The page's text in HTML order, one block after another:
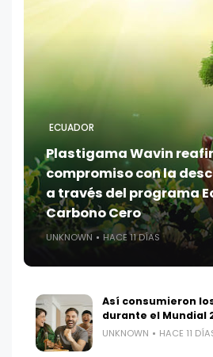
ECUADOR
Plastigama Wavin
compromiso con la
a través del programa
Carbono Cero
UNKNOWN HACE 11 DÍAS
Así consumieron
durante el Mundial
UNKNOWN HACE 11